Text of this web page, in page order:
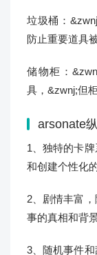
垃圾桶：
防止重要道具
储物柜：
具，&zwnj;但
arsonate
1、独特的卡
和创建个性化
2、剧情丰富
事的真相和背景
3、随机事件